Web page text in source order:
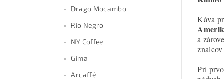
Drago Mocambo
Rio Negro
NY Coffee
Gima
Arcaffé
Káva
a
Pri